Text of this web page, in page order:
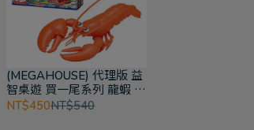
(MEGAHOUSE) 代理版 益
智桌遊 買一尾系列 龍蝦 趣
味拼圖
NT$450NT$540